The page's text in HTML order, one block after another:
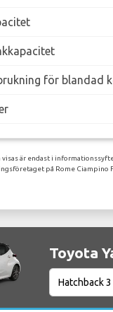
för blandad
är endast i
på Rome Ciampino
Toyota